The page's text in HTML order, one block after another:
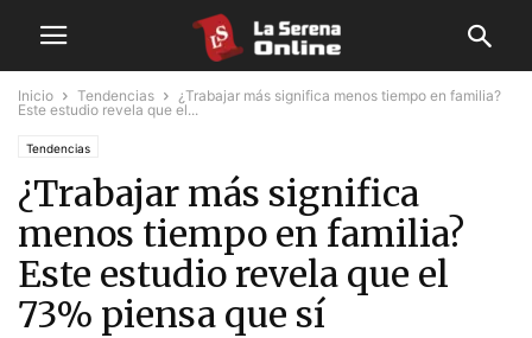
Inicio Tendencias
¿Trabajar más significa menos tiempo en familia?
Este estudio revela que el...
Tendencias
¿Trabajar más significa
menos tiempo en familia?
Este estudio revela que el
73% piensa que sí